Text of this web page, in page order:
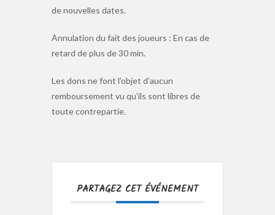
de nouvelles dates.
Annulation du fait des joueurs : En cas de
retard de plus de 30 min.
Les dons ne font l’objet d’aucun
remboursement vu qu’ils sont libres de
toute contrepartie.
PARTAGEZ CET ÉVÉNEMENT